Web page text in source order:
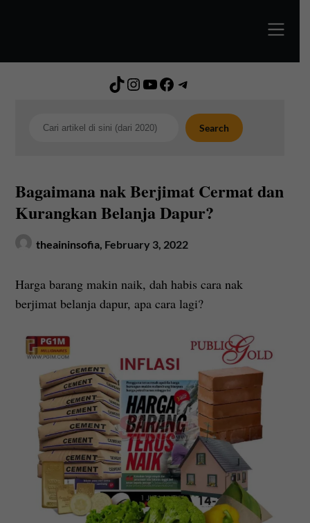
TikTok
Instagram
YouTube
Facebook
Telegram
Search Search
Bagaimana nak Berjimat Cermat dan
Kurangkan Belanja Dapur?
theaininsofia, February 3, 2022
Harga barang makin naik, dah habis cara nak
berjimat belanja dapur, apa cara lagi?